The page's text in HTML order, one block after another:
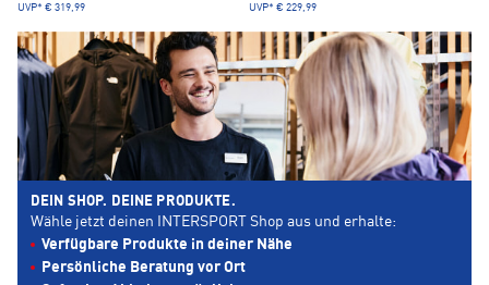
UVP* € 319,99 UVP* € 229,99
DEIN SHOP. DEINE PRODUKTE.
Wähle jetzt deinen INTERSPORT Shop aus und erhalte:
Verfügbare Produkte in deiner Nähe
Persönliche Beratung vor Ort